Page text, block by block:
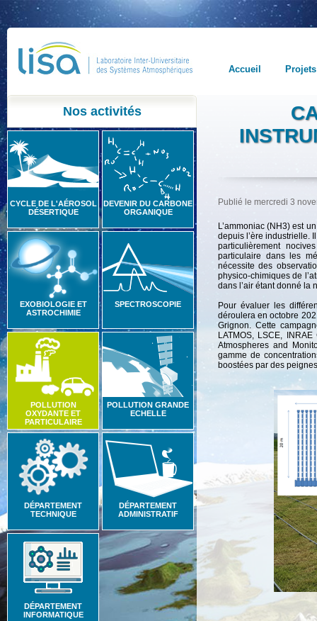
Accueil Projets
Nos activités
CYCLE DE L'AÉROSOL
DÉSERTIQUE
DEVENIR DU CARBONE
ORGANIQUE
EXOBIOLOGIE ET
ASTROCHIMIE
SPECTROSCOPIE
POLLUTION
OXYDANTE ET
PARTICULAIRE
POLLUTION GRANDE
ECHELLE
DÉPARTEMENT
TECHNIQUE
DÉPARTEMENT
ADMINISTRATIF
DÉPARTEMENT
INFORMATIQUE
Publié le mercredi 3
L’ammoniac (NH3) est
depuis l’ère industrielle.
particulièrement
particulaire dans les
nécessite des
physico-chimiques de
dans l’air étant donné la
Pour évaluer les
déroulera en octobre
Grignon. Cette
LATMOS, LSCE,
Atmospheres and
gamme de
boostées par des